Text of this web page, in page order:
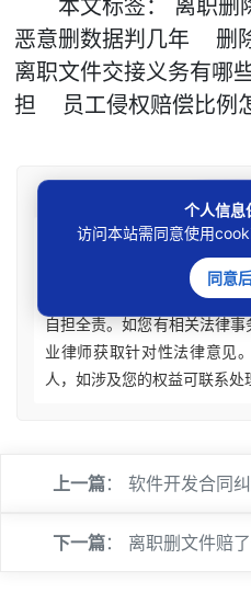
本文标签： 离职删
恶意删数据判几年
删
离职文件交接义务有哪
担
员工侵权赔偿比例
免
本站所刊资讯仅为学术观
意见建议。法律适用存在地
搬硬套处理具体个案纠纷，
自担全责。如您有相关法律
业律师获取针对性法律意见
人，如涉及您的权益可联系处
上一篇： 软件开发合同
下一篇： 离职删文件赔
个人信息
访问本站需同意使用
同意